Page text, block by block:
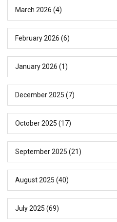
March 2026 (4)
February 2026 (6)
January 2026 (1)
December 2025 (7)
October 2025 (17)
September 2025 (21)
August 2025 (40)
July 2025 (69)